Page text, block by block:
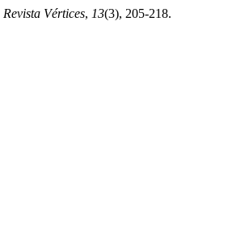
Revista Vértices, 13(3), 205-218.